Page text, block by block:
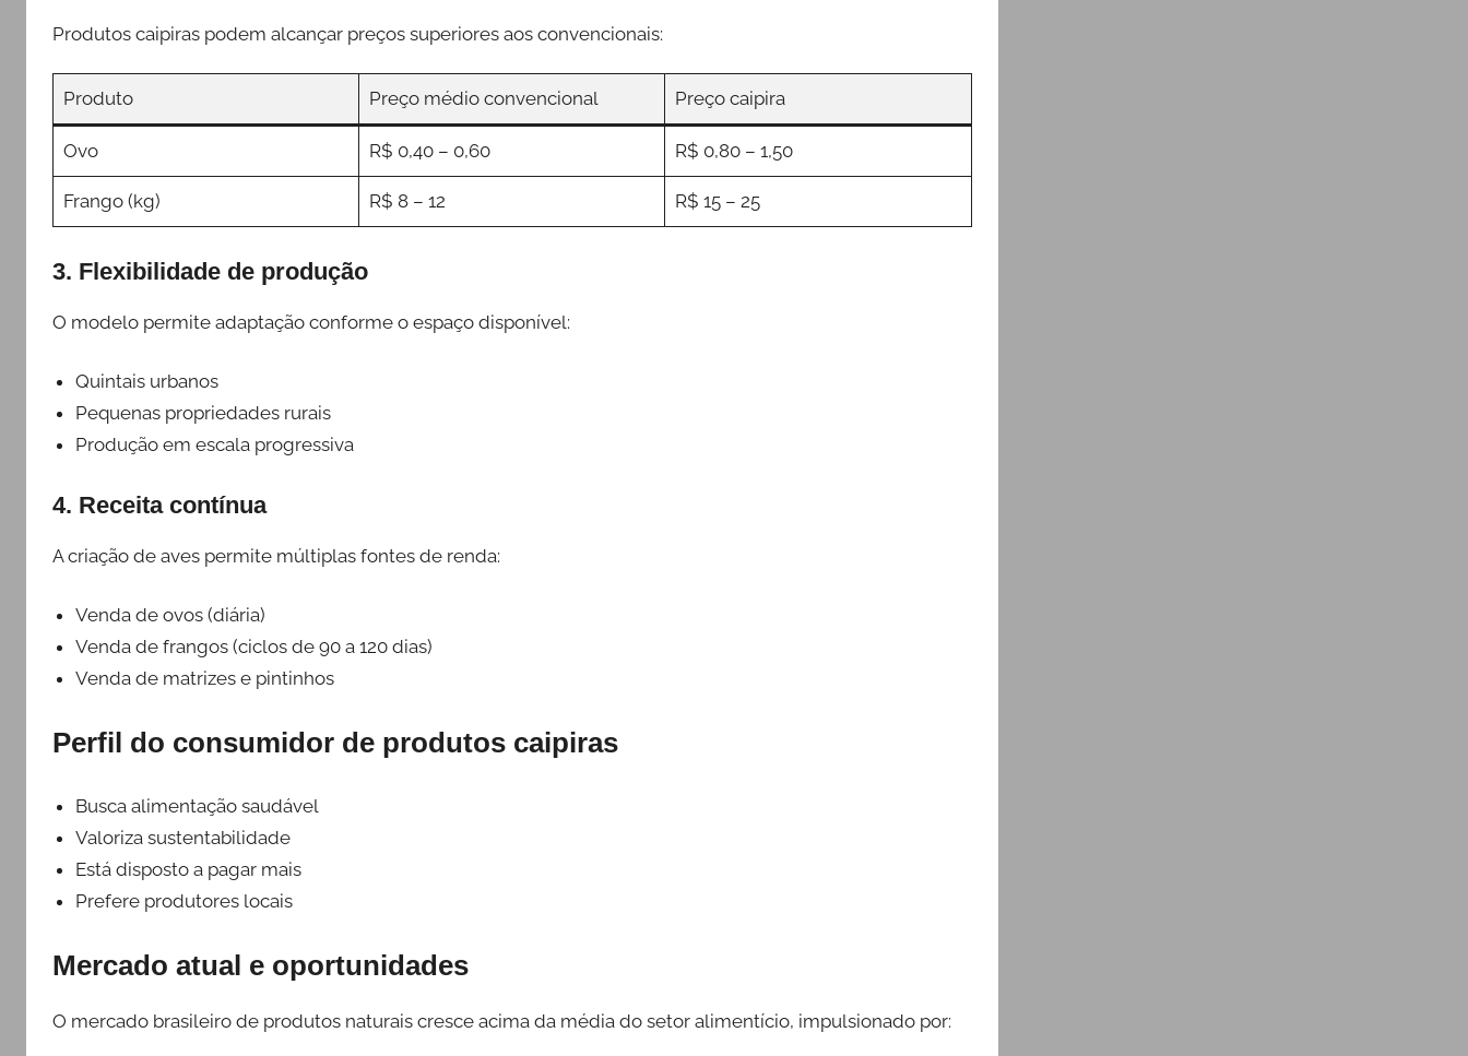
Produtos caipiras podem alcançar preços superiores aos convencionais:
Produto Preço médio convencional Preço caipira
Ovo R$ 0,40 – 0,60 R$ 0,80 – 1,50
Frango (kg) R$ 8 – 12 R$ 15 – 25
3. Flexibilidade de produção
O modelo permite adaptação conforme o espaço disponível:
Quintais urbanos
Pequenas propriedades rurais
Produção em escala progressiva
4. Receita contínua
A criação de aves permite múltiplas fontes de renda:
Venda de ovos (diária)
Venda de frangos (ciclos de 90 a 120 dias)
Venda de matrizes e pintinhos
Perfil do consumidor de produtos caipiras
Busca alimentação saudável
Valoriza sustentabilidade
Está disposto a pagar mais
Prefere produtores locais
Mercado atual e oportunidades
O mercado brasileiro de produtos naturais cresce acima da média do setor alimentício, impulsionado por: